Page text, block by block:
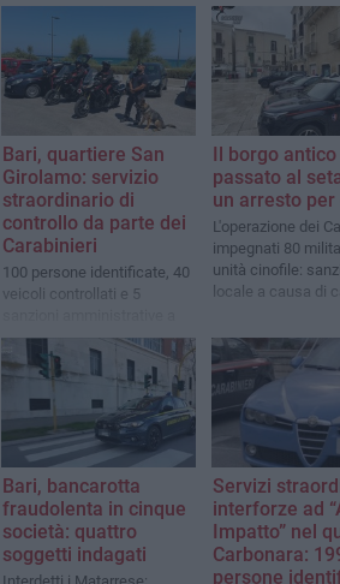
Bari, quartiere San
Girolamo: servizio
straordinario di
controllo da parte dei
Carabinieri
100 persone identificate, 40
veicoli controllati e 5
carico di altrettanti
conducenti di monopattini
Il borgo
passato al
un arresto per
L'operazione dei
impegnati 80
unità cinofile:
locale a causa di
Bari, bancarotta
fraudolenta in cinque
società: quattro
soggetti indagati
Servizi
interforze ad
Impatto” nel
Carbonara:
persone